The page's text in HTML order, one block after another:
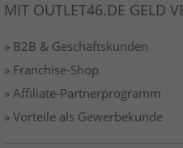
MIT OUTLET46.DE GELD
» B2B & Geschäftskunden
» Franchise-Shop
» Affiliate-Partnerprogramm
» Vorteile als Gewerbekunde